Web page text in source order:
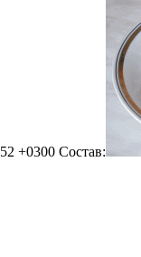
+0300 Состав: